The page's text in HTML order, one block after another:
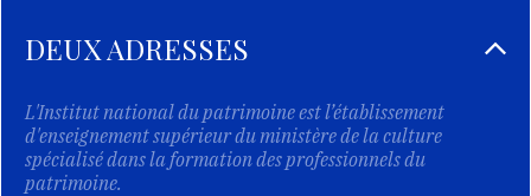
DEUX ADRESSES
L'Institut national du patrimoine est l’établissement
d'enseignement supérieur du ministère de la culture
spécialisé dans la formation des professionnels du
patrimoine.